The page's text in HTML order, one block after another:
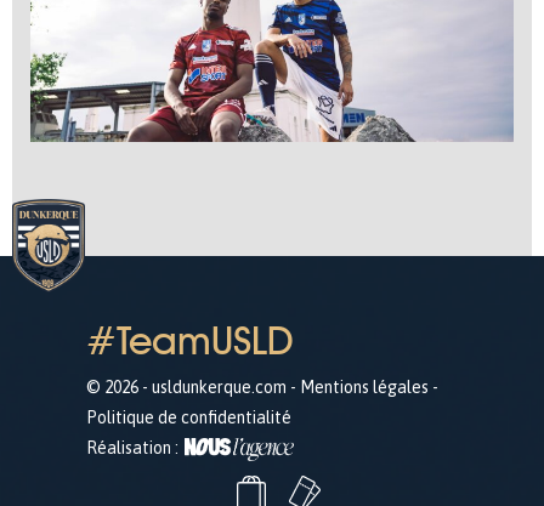
#TeamUSLD
© 2026 - usldunkerque.com - Mentions légales -
Politique de confidentialité
Réalisation :